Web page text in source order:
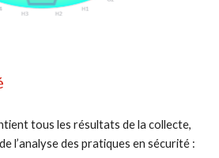
tous les résultats de la collecte,
l’analyse des pratiques en sécurité :